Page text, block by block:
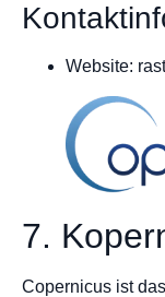
Website:
7.
Copernicus ist